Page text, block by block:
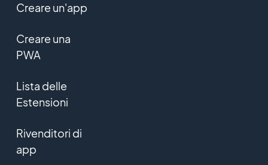
Creare un'app
Creare una
PWA
Lista delle
Estensioni
Rivenditori di
app